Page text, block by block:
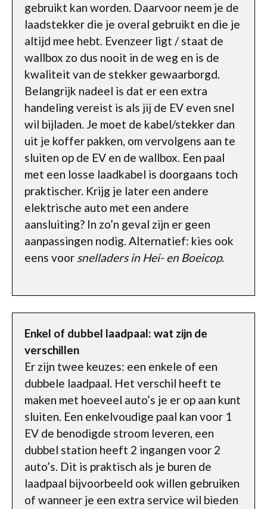
gebruikt kan worden. Daarvoor neem je de
laadstekker die je overal gebruikt en die je
altijd mee hebt. Evenzeer ligt / staat de
wallbox zo dus nooit in de weg en is de
kwaliteit van de stekker gewaarborgd.
Belangrijk nadeel is dat er een extra
handeling vereist is als jij de EV even snel
wil bijladen. Je moet de kabel/stekker dan
uit je koffer pakken, om vervolgens aan te
sluiten op de EV en de wallbox. Een paal
met een losse laadkabel is doorgaans toch
praktischer. Krijg je later een andere
elektrische auto met een andere
aansluiting? In zo’n geval zijn er geen
aanpassingen nodig. Alternatief: kies ook
eens voor snelladers in Hei- en Boeicop.
Enkel of dubbel laadpaal: wat zijn de
verschillen
Er zijn twee keuzes: een enkele of een
dubbele laadpaal. Het verschil heeft te
maken met hoeveel auto’s je er op aan kunt
sluiten. Een enkelvoudige paal kan voor 1
EV de benodigde stroom leveren, een
dubbel station heeft 2 ingangen voor 2
auto’s. Dit is praktisch als je buren de
laadpaal bijvoorbeeld ook willen gebruiken
of wanneer je een extra service wil bieden